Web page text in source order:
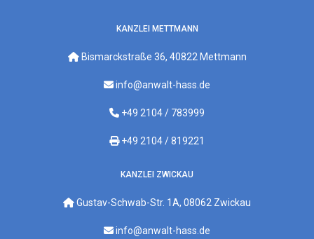
KANZLEI METTMANN
Bismarckstraße 36, 40822 Mettmann
info@anwalt-hass.de
+49 2104 / 783999
+49 2104 / 819221
KANZLEI ZWICKAU
Gustav-Schwab-Str. 1A, 08062 Zwickau
info@anwalt-hass.de